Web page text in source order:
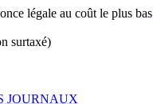
légale au coût le plus bas
surtaxé)
JOURNAUX